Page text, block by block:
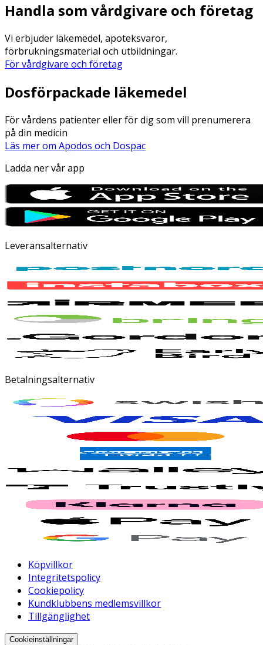
Handla som vårdgivare och företag
Vi erbjuder läkemedel, apoteksvaror,
förbrukningsmaterial och utbildningar.
För vårdgivare och företag
Dosförpackade läkemedel
För vårdens patienter eller för dig som vill prenumerera
på din medicin
Läs mer om Apodos och Dospac
Ladda ner vår app
Leveransalternativ
Betalningsalternativ
Köpvillkor
Integritetspolicy
Cookiepolicy
Kundklubbens medlemsvillkor
Tillgänglighet
Cookieinställningar